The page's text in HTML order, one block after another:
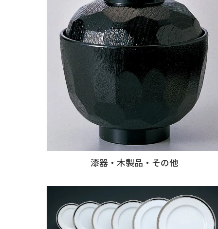
漆器・木製品・その他